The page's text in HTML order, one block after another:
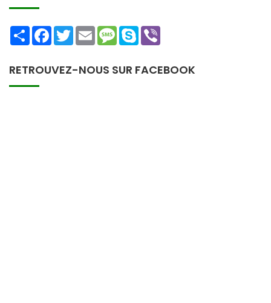
ShareFacebookTwitterEmailMessage
Skype
RETROUVEZ-NOUS SUR FACEBOOK